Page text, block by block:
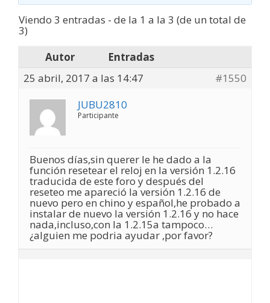
Viendo 3 entradas - de la 1 a la 3 (de un total de
3)
Autor
Entradas
25 abril, 2017 a las 14:47
#1550
JUBU2810
Participante
Buenos días,sin querer le he dado a la
función resetear el reloj en la versión 1.2.16
traducida de este foro y después del
reseteo me apareció la versión 1.2.16 de
nuevo pero en chino y español,he probado a
instalar de nuevo la versión 1.2.16 y no hace
nada,incluso,con la 1.2.15a tampoco…
¿alguien me podria ayudar ,por favor?